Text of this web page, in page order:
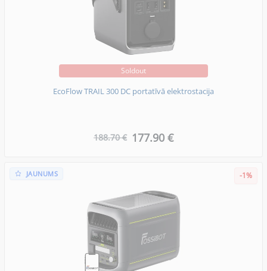
Soldout
EcoFlow TRAIL 300 DC portatīvā elektrostacija
188.70 € 177.90 €
JAUNUMS -1%